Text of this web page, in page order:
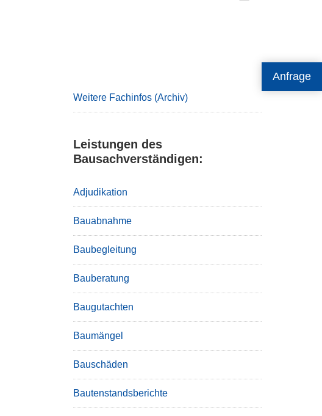
Anfrage
Weitere Fachinfos (Archiv)
Leistungen des
Bausachverständigen:
Adjudikation
Bauabnahme
Baubegleitung
Bauberatung
Baugutachten
Baumängel
Bauschäden
Bautenstandsberichte